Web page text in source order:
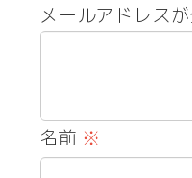
メールアドレス
名前 ※